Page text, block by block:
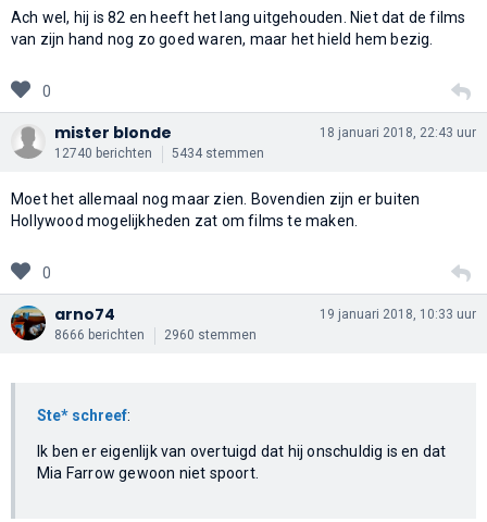
Ach wel, hij is 82 en heeft het lang uitgehouden. Niet dat de films
van zijn hand nog zo goed waren, maar het hield hem bezig.
0
mister blonde
12740 berichten 5434 stemmen
18 januari 2018, 22:43 uur
Moet het allemaal nog maar zien. Bovendien zijn er buiten
Hollywood mogelijkheden zat om films te maken.
0
arno74
8666 berichten 2960 stemmen
19 januari 2018, 10:33 uur
Ste* schreef:
Ik ben er eigenlijk van overtuigd dat hij onschuldig is en dat
Mia Farrow gewoon niet spoort.